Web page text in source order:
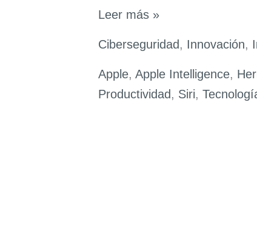
Apple
Detalle:
Herramientas
Leer más »
Ciberseguridad , Innovación,
Apple, Apple Intelligence,
Productividad , Siri,